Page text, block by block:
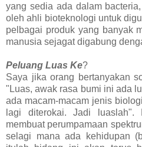
yang sedia ada dalam
oleh ahli bioteknologi untuk
pelbagai produk yang banyak
manusia sejagat digabung
Peluang Luas Ke?
Saya jika orang bertanyakan
"Luas, awak rasa bumi ini ada
ada macam-macam jenis
lagi diterokai. Jadi luaslah".
membuat perumpamaan
selagi mana ada kehidupan